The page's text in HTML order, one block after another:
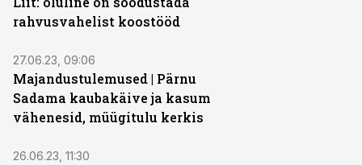
rahvusvahelist koostööd
27.06.23, 09:06
Majandustulemused | Pärnu
Sadama kaubakäive ja kasum
vähenesid, müügitulu kerkis
26.06.23, 11:30